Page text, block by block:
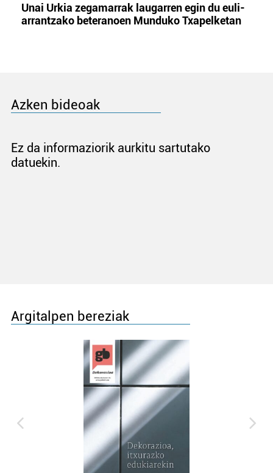
Unai Urkia zegamarrak laugarren egin du euli-
arrantzako beteranoen Munduko Txapelketan
Azken bideoak
Ez da informaziorik aurkitu sartutako
datuekin.
Argitalpen bereziak